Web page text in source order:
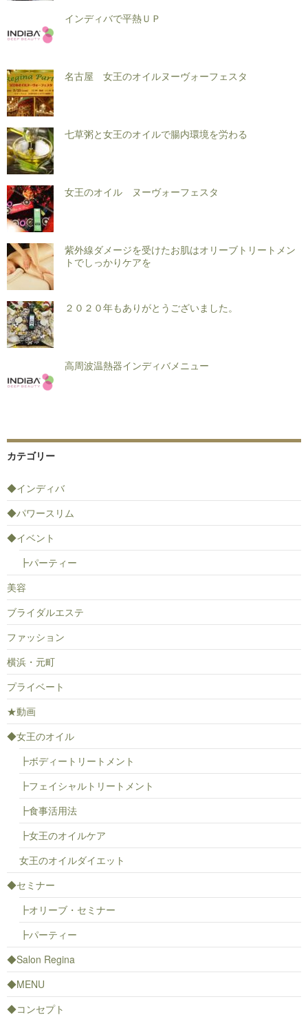
インディバで平熱ＵＰ
名古屋 女王のオイルヌーヴォーフェスタ
七草粥と女王のオイルで腸内環境を労わる
女王のオイル ヌーヴォーフェスタ
紫外線ダメージを受けたお肌はオリーブトリートメン
トでしっかりケアを
２０２０年もありがとうございました。
高周波温熱器インディバメニュー
カテゴリー
◆インディバ
◆パワースリム
◆イベント
┣パーティー
美容
ブライダルエステ
ファッション
横浜・元町
プライベート
★動画
◆女王のオイル
┣ボディートリートメント
┣フェイシャルトリートメント
┣食事活用法
┣女王のオイルケア
女王のオイルダイエット
◆セミナー
┣オリーブ・セミナー
┣パーティー
◆Salon Regina
◆MENU
◆コンセプト